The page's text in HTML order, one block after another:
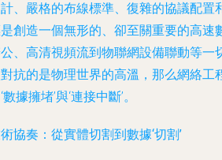
、嚴格的布線標準、復雜的協議配置
創造一個無形的、卻至關重要的高速
、高清視頻流到物聯網設備聯動等一
抗的是物理世界的高溫，那么網絡工
數據擁堵’與‘連接中斷’。
協奏：從實體切割到數據‘切割’